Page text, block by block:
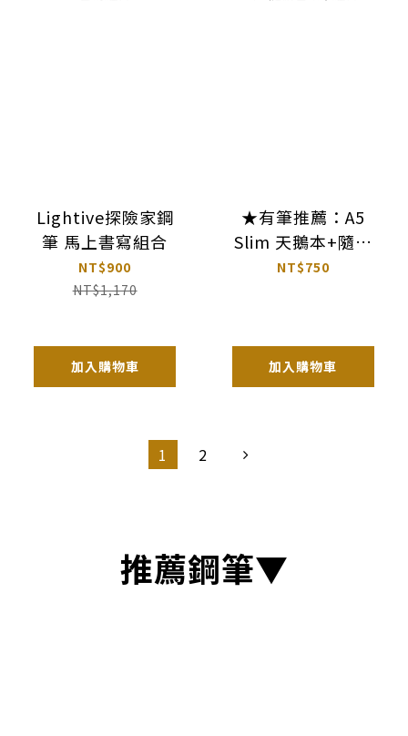
Lightive探險家鋼
筆 馬上書寫組合
NT$900
NT$1,170
加入購物車
★有筆推薦：A5
Slim 天鵝本+隨機
色鉛筆組合
NT$750
加入購物車
1 2
推薦鋼筆▼